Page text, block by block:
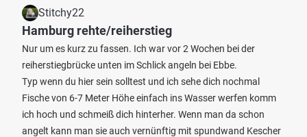
Stitchy22
Hamburg rehte/reiherstieg
Nur um es kurz zu fassen. Ich war vor 2 Wochen bei der
reiherstiegbrücke unten im Schlick angeln bei Ebbe.
Typ wenn du hier sein solltest und ich sehe dich nochmal
Fische von 6-7 Meter Höhe einfach ins Wasser werfen komm
ich hoch und schmeiß dich hinterher. Wenn man da schon
angelt kann man sie auch vernünftig mit spundwand Kescher